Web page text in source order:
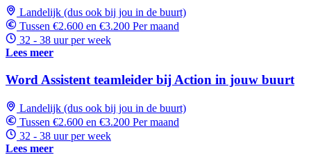
Landelijk (dus ook bij jou in de buurt)
Tussen €2.600 en €3.200 Per maand
32 - 38 uur per week
Lees meer
Word Assistent teamleider bij Action in jouw buurt
Landelijk (dus ook bij jou in de buurt)
Tussen €2.600 en €3.200 Per maand
32 - 38 uur per week
Lees meer